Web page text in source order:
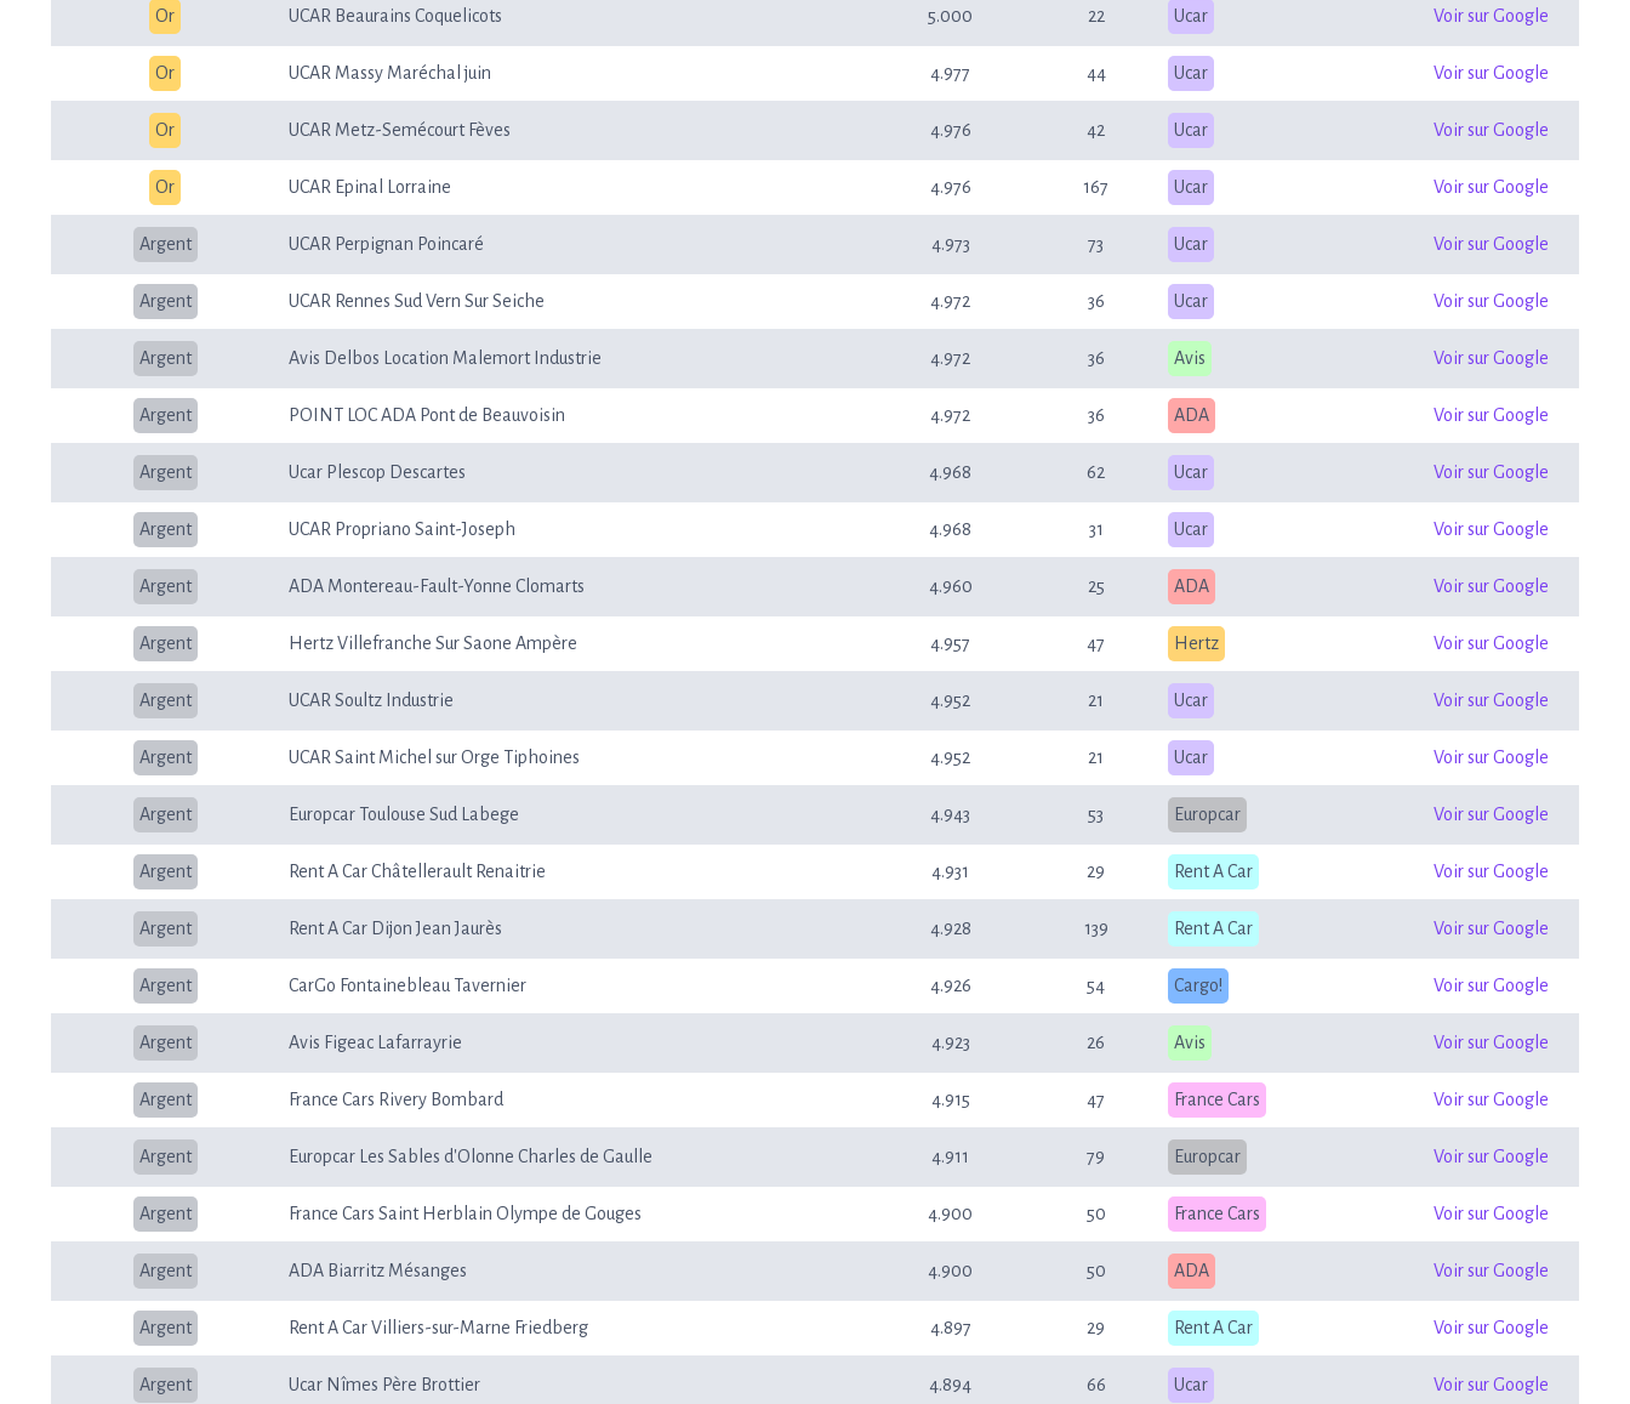
Or UCAR Beaurains Coquelicots 5.000 22 Ucar Voir sur Google
Or UCAR Massy Maréchal juin 4.977 44 Ucar Voir sur Google
Or UCAR Metz-Semécourt Fèves 4.976 42 Ucar Voir sur Google
Or UCAR Epinal Lorraine 4.976 167 Ucar Voir sur Google
Argent UCAR Perpignan Poincaré 4.973 73 Ucar Voir sur Google
Argent UCAR Rennes Sud Vern Sur Seiche 4.972 36 Ucar Voir sur Google
Argent Avis Delbos Location Malemort Industrie 4.972 36 Avis Voir sur Google
Argent POINT LOC ADA Pont de Beauvoisin 4.972 36 ADA Voir sur Google
Argent Ucar Plescop Descartes 4.968 62 Ucar Voir sur Google
Argent UCAR Propriano Saint-Joseph 4.968 31 Ucar Voir sur Google
Argent ADA Montereau-Fault-Yonne Clomarts 4.960 25 ADA Voir sur Google
Argent Hertz Villefranche Sur Saone Ampère 4.957 47 Hertz Voir sur Google
Argent UCAR Soultz Industrie 4.952 21 Ucar Voir sur Google
Argent UCAR Saint Michel sur Orge Tiphoines 4.952 21 Ucar Voir sur Google
Argent Europcar Toulouse Sud Labege 4.943 53 Europcar Voir sur Google
Argent Rent A Car Châtellerault Renaitrie 4.931 29 Rent A Car Voir sur Google
Argent Rent A Car Dijon Jean Jaurès 4.928 139 Rent A Car Voir sur Google
Argent CarGo Fontainebleau Tavernier 4.926 54 Cargo! Voir sur Google
Argent Avis Figeac Lafarrayrie 4.923 26 Avis Voir sur Google
Argent France Cars Rivery Bombard 4.915 47 France Cars Voir sur Google
Argent Europcar Les Sables d'Olonne Charles de Gaulle 4.911 79 Europcar Voir sur Google
Argent France Cars Saint Herblain Olympe de Gouges 4.900 50 France Cars Voir sur Google
Argent ADA Biarritz Mésanges 4.900 50 ADA Voir sur Google
Argent Rent A Car Villiers-sur-Marne Friedberg 4.897 29 Rent A Car Voir sur Google
Argent Ucar Nîmes Père Brottier 4.894 66 Ucar Voir sur Google